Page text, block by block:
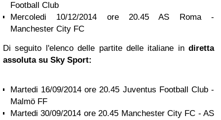
Football Club
Mercoledi 10/12/2014 ore 20.45 AS Roma -
Manchester City FC
Di seguito l'elenco delle partite delle italiane in diretta
assoluta su Sky Sport:
Martedi 16/09/2014 ore 20.45 Juventus Football Club -
Malmö FF
Martedi 30/09/2014 ore 20.45 Manchester City FC - AS